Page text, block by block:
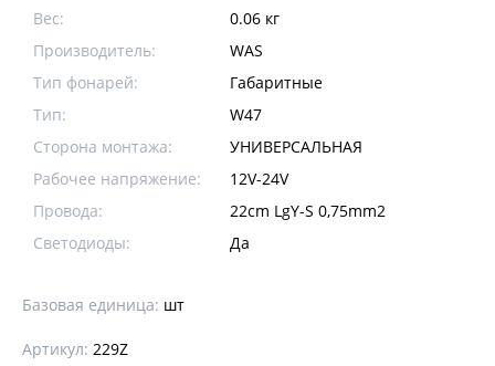
Вес:
0.06 кг
Производитель:
WAS
Тип фонарей:
Габаритные
Тип:
W47
Сторона монтажа:
УНИВЕРСАЛЬНАЯ
Рабочее напряжение:
12V-24V
Провода:
22cm LgY-S 0,75mm2
Светодиоды:
Да
Базовая единица: шт
Артикул: 229Z